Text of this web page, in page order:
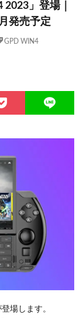
」登場｜
発売予定
GPD WIN4
登場します。